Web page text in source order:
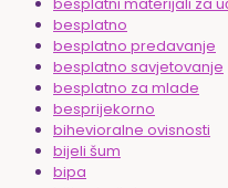
besplatno
besplatno predavanje
besplatno savjetovanje
besplatno za mlade
besprijekorno
bihevioralne ovisnosti
bijeli šum
bipa